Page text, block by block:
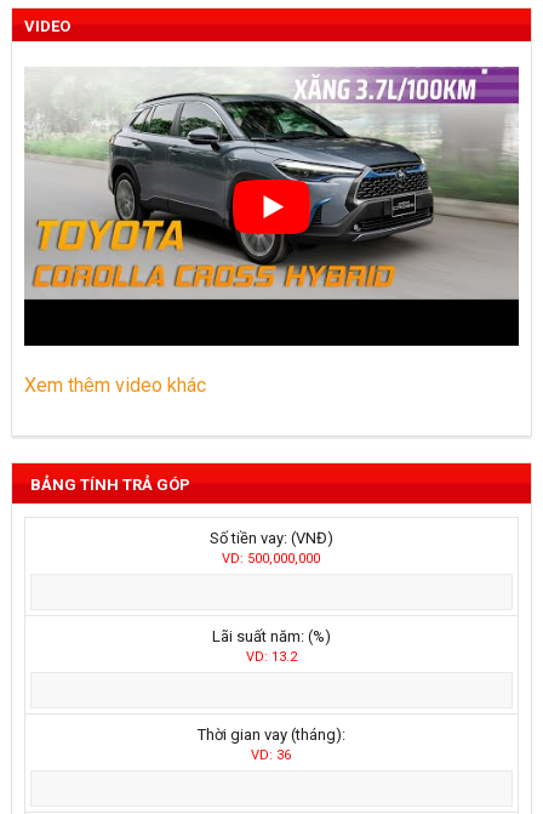
Việt Nam hiện nay.
Lựa chọn Toyota Corolla Cross hay Mazda CX-5 trong phân
khúc C – SUV?
Những thay đổi trên dòng xe Vios 2022
VIDEO
Xem thêm video khác
BẢNG TÍNH TRẢ GÓP
Số tiền vay: (VNĐ)
VD: 500,000,000
Lãi suất năm: (%)
VD: 13.2
Thời gian vay (tháng):
VD: 36